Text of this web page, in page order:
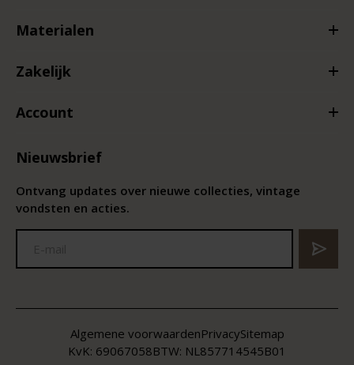
Materialen
Zakelijk
Account
Nieuwsbrief
Ontvang updates over nieuwe collecties, vintage
vondsten en acties.
KvK: 69067058BTW: NL857714545B01
Algemene voorwaardenPrivacySitemap